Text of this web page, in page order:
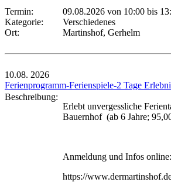
Termin:
09.08.2026 von 10:00 bis
Kategorie:
Verschiedenes
Ort:
Martinshof, Gerhelm
10.08. 2026
Ferienprogramm-Ferienspiele-2 Tage
Beschreibung:
Erlebt unvergessliche
Bauernhof (ab 6 Jahre;
Anmeldung und Infos online:
https://